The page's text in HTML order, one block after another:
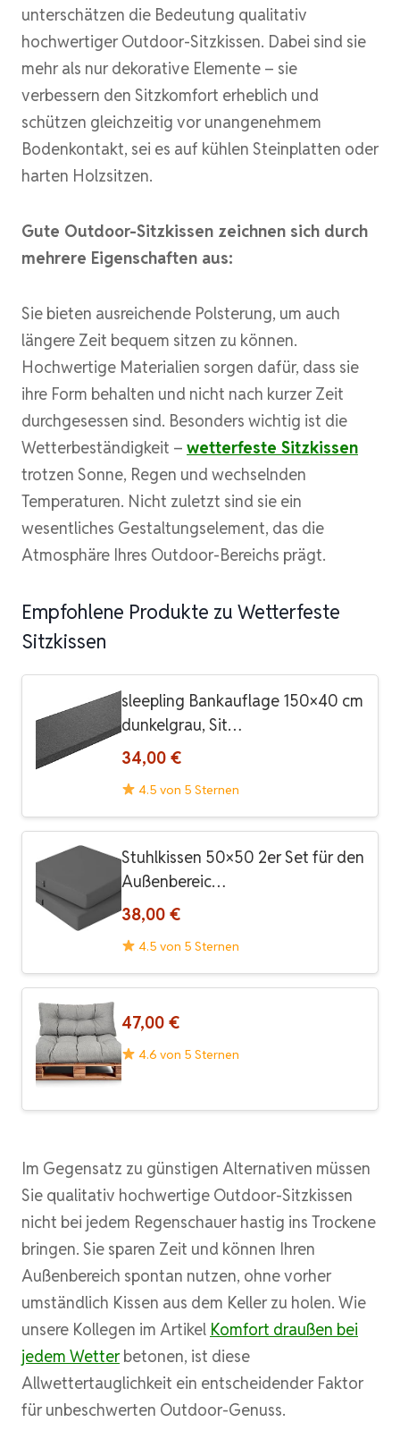
unterschätzen die Bedeutung qualitativ
hochwertiger Outdoor-Sitzkissen. Dabei sind sie
mehr als nur dekorative Elemente – sie
verbessern den Sitzkomfort erheblich und
schützen gleichzeitig vor unangenehmem
Bodenkontakt, sei es auf kühlen Steinplatten oder
harten Holzsitzen.
Gute Outdoor-Sitzkissen zeichnen sich durch
mehrere Eigenschaften aus:
Sie bieten ausreichende Polsterung, um auch
längere Zeit bequem sitzen zu können.
Hochwertige Materialien sorgen dafür, dass sie
ihre Form behalten und nicht nach kurzer Zeit
durchgesessen sind. Besonders wichtig ist die
Wetterbeständigkeit – wetterfeste Sitzkissen
trotzen Sonne, Regen und wechselnden
Temperaturen. Nicht zuletzt sind sie ein
wesentliches Gestaltungselement, das die
Atmosphäre Ihres Outdoor-Bereichs prägt.
Empfohlene Produkte zu Wetterfeste
Sitzkissen
sleepling Bankauflage 150×40 cm
dunkelgrau, Sit…
34,00 €
4.5 von 5 Sternen
Stuhlkissen 50×50 2er Set für den
Außenbereic…
38,00 €
4.5 von 5 Sternen
47,00 €
4.6 von 5 Sternen
Im Gegensatz zu günstigen Alternativen müssen
Sie qualitativ hochwertige Outdoor-Sitzkissen
nicht bei jedem Regenschauer hastig ins Trockene
bringen. Sie sparen Zeit und können Ihren
Außenbereich spontan nutzen, ohne vorher
umständlich Kissen aus dem Keller zu holen. Wie
unsere Kollegen im Artikel Komfort draußen bei
jedem Wetterbetonen, ist diese
Allwettertauglichkeit ein entscheidender Faktor
für unbeschwerten Outdoor-Genuss.